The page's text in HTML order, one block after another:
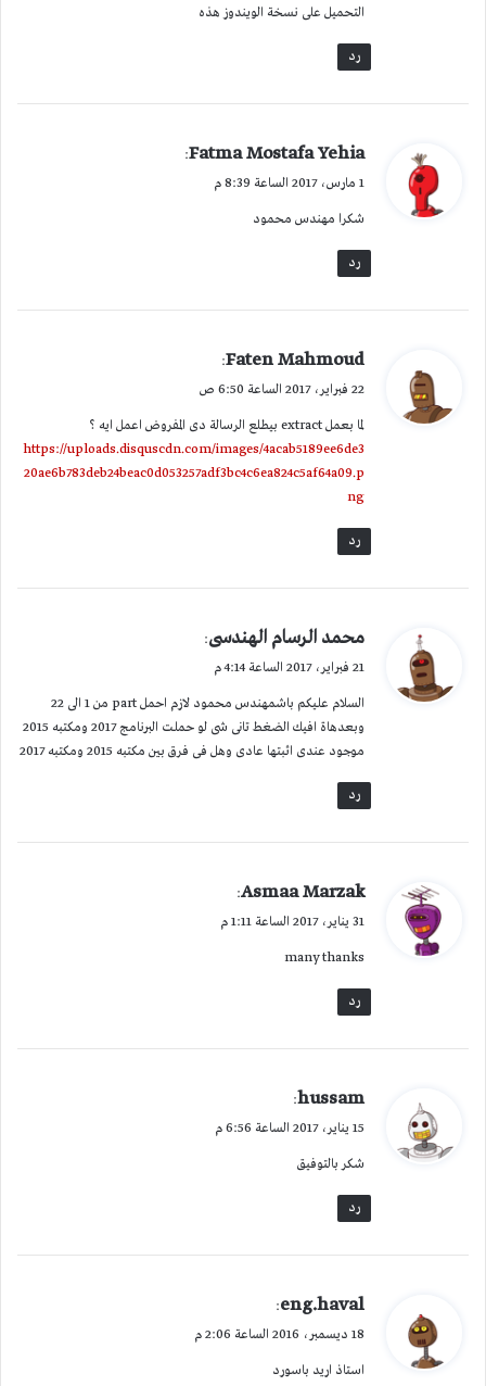
التحميل على نسخة الويندوز هذه
رد
ي
ل
Fatma Mostafa Yehia
:
1 مارس، 2017 الساعة 8:39 م
شكرا مهندس محمود
رد
ي
ل
Faten Mahmoud
:
22 فبراير، 2017 الساعة 6:50 ص
لما بعمل extract بيطلع الرسالة دى المفروض اعمل ايه ؟
https://uploads.disquscdn.com/images/4acab5189ee6de3
20ae6b783deb24beac0d053257adf3bc4c6ea824c5af64a09.p
ng
رد
ي
ل
محمد الرسام الهندسى:
21 فبراير، 2017 الساعة 4:14 م
السلام عليكم باشمهندس محمود لازم احمل part من 1 الى 22
وبعدهاة افيك الضغط تانى شى لو حملت البرنامج 2017 ومكتبه 2015
موجود عندى اثبتها عادى وهل فى فرق بين مكتبه 2015 ومكتبه 2017
رد
ي
ل
Asmaa Marzak
:
31 يناير، 2017 الساعة 1:11 م
many thanks
رد
ي
ل
hussam
:
15 يناير، 2017 الساعة 6:56 م
شكر بالتوفيق
رد
ي
ل
eng.haval
:
18 ديسمبر، 2016 الساعة 2:06 م
استاذ اريد باسورد